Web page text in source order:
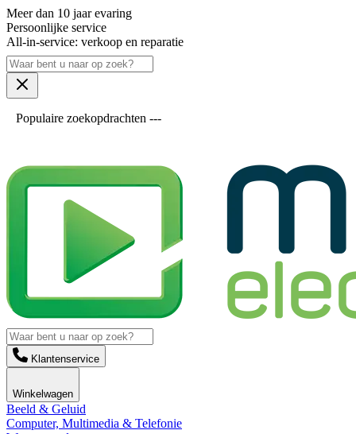
Meer dan 10 jaar evaring
Persoonlijke service
All-in-service: verkoop en reparatie
Populaire zoekopdrachten ---
Klantenservice
Winkelwagen
Beeld & Geluid
Computer, Multimedia & Telefonie